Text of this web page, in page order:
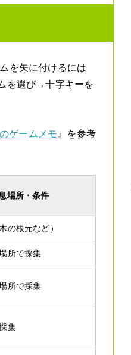
を矢に付けるには
を選び→十字キーを
ゲームメモ 』を参考
場所・条件
の根元など）
所で採集
所で採集
集